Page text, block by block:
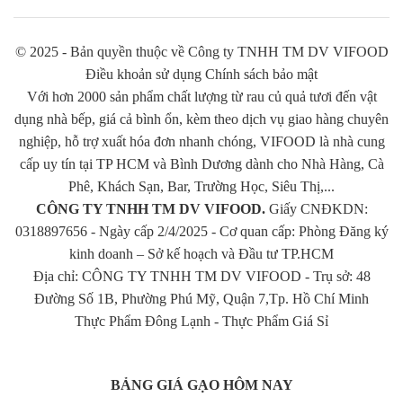
GỌI NGAY – 08.77.99.00.55 ĐỂ ĐƯỢC TƯ VẤN VÀ MUA
GẠO GIÁ SỈ
Bạn muốn mở đại lý gạo, nhưng chưa biết bắt đầu từ đâu?
Xem tại đây >>>>TƯ VẤN MỞ ĐẠI LÝ GẠO <<<<
Bạn đang tìm nhà cung cấp gạo từ thiện cho chùa hay tổ chức từ
Xem tại đây >>>>VỰA GẠOVifoods CHUYÊN CUNG CẤP
GẠO TỪ THIỆN CHẤT LƯỢNG<<<<
Bạn muốn lựa chọn loại gạo phù hợp với gia đình mình?
© 2025 - Bản quyền thuộc về Công ty TNHH TM DV VIFOOD
Điều khoản sử dụng Chính sách bảo mật
Với hơn 2000 sản phẩm chất lượng từ rau củ quả tươi đến vật
dụng nhà bếp, giá cả bình ổn, kèm theo dịch vụ giao hàng chuyên
nghiệp, hỗ trợ xuất hóa đơn nhanh chóng, VIFOOD là nhà cung
cấp uy tín tại TP HCM và Bình Dương dành cho Nhà Hàng, Cà
Phê, Khách Sạn, Bar, Trường Học, Siêu Thị,...
CÔNG TY TNHH TM DV VIFOOD.Giấy CNĐKDN:
0318897656 - Ngày cấp 2/4/2025 - Cơ quan cấp: Phòng Đăng ký
kinh doanh – Sở kế hoạch và Đầu tư TP.HCM
Địa chỉ: CÔNG TY TNHH TM DV VIFOOD - Trụ sở: 48
Đường Số 1B, Phường Phú Mỹ, Quận 7,Tp. Hồ Chí Minh
Thực Phẩm Đông Lạnh - Thực Phẩm Giá Sỉ
BẢNG GIÁ GẠO HÔM NAY